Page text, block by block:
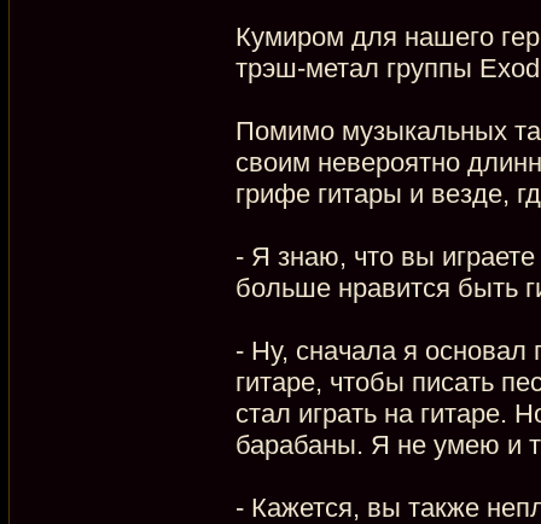
Кумиром для нашего
трэш-метал группы
Помимо музыкальных
своим невероятно
грифе гитары и везде,
- Я знаю, что вы
больше нравится быть
- Ну, сначала я основал
гитаре, чтобы писать
стал играть на гитаре.
барабаны. Я не умею и
- Кажется, вы также